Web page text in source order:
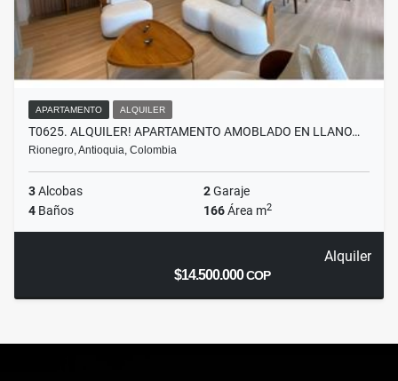
APARTAMENTO ALQUILER
T0625. ALQUILER! APARTAMENTO AMOBLADO EN LLANO…
Rionegro, Antioquia, Colombia
3Alcobas 2Garaje
4 Baños 166Área m2
Alquiler
$14.500.000COP